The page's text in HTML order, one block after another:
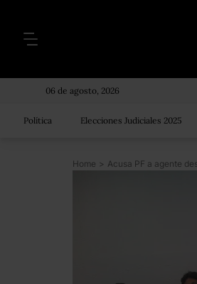
06 de agosto, 2026
Política Elecciones Judiciales 2025
Home >